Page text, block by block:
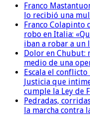
Franco
lo recibió una
Franco Colapinto
robo en Italia:
iban a robar a un
Dolor en Chubut:
medio de una
Escala el
Justicia que
cumple la Ley de
Pedradas,
la marcha contra